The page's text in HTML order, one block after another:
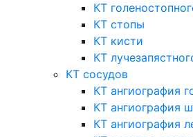
КТ
КТ стопы
КТ кисти
КТ
КТ сосудов
КТ ангиография
КТ ангиография
КТ ангиография